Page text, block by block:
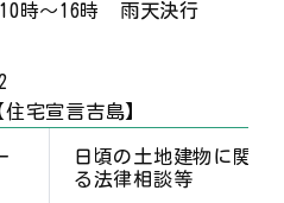
時～16時 雨天決行
宅宣言吉島】
日頃の土地建物に関す
る法律相談等